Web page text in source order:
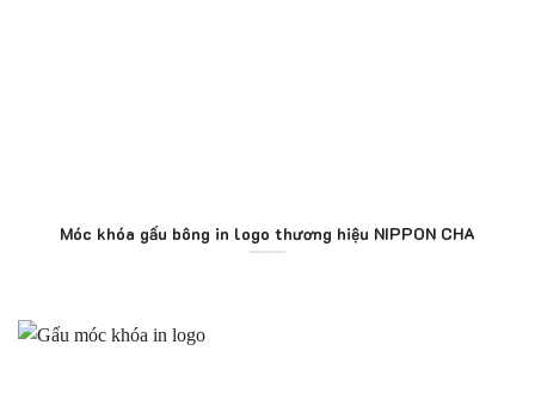
Móc khóa gấu bông in logo thương hiệu NIPPON CHA